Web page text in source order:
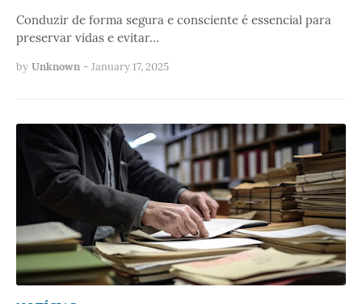
Conduzir de forma segura e consciente é essencial para
preservar vidas e evitar…
by Unknown - January 17, 2025